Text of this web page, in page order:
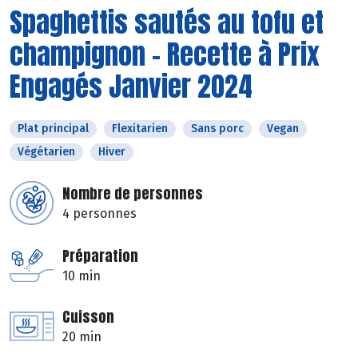
Spaghettis sautés au tofu et
champignon - Recette à Prix
Engagés Janvier 2024
Plat principal Flexitarien Sans porc
Vegan
Végétarien
Hiver
Nombre de personnes
4 personnes
Préparation
10 min
Cuisson
20 min